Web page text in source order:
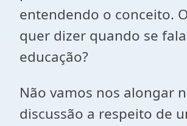
entendendo o conceito.
quer dizer quando se
educação?
Não vamos nos alongar
discussão a respeito de